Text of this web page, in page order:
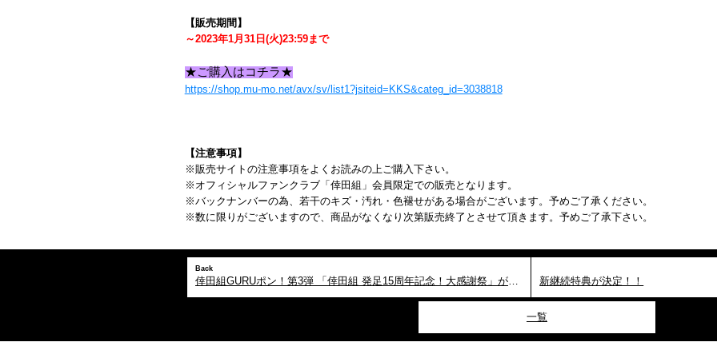
【販売期間】
～2023年1月31日(火)23:59まで
★ご購入はコチラ★
https://shop.mu-mo.net/avx/sv/list1?jsiteid=KKS&categ_id=3038818
【注意事項】
※販売サイトの注意事項をよくお読みの上ご購入下さい。
※オフィシャルファンクラブ「倖田組」会員限定での販売となります。
※バックナンバーの為、若干のキズ・汚れ・色褪せがある場合がございます。予めご了承ください。
※数に限りがございますので、商品がなくなり次第販売終了とさせて頂きます。予めご了承下さい。
Back
倖田組GURUポン！第3弾 「倖田組 発足15周年記念！大感謝祭」がスタート！ 新継続特典が決定！！
一覧